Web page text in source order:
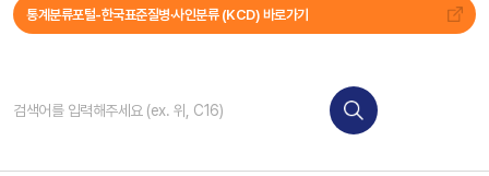
통계분류포털-한국표준질병∙사인분류 (KCD) 바로가기